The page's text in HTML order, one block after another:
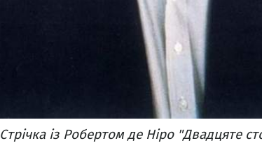
Стрічка із Робертом де Ніро "Двадцяте